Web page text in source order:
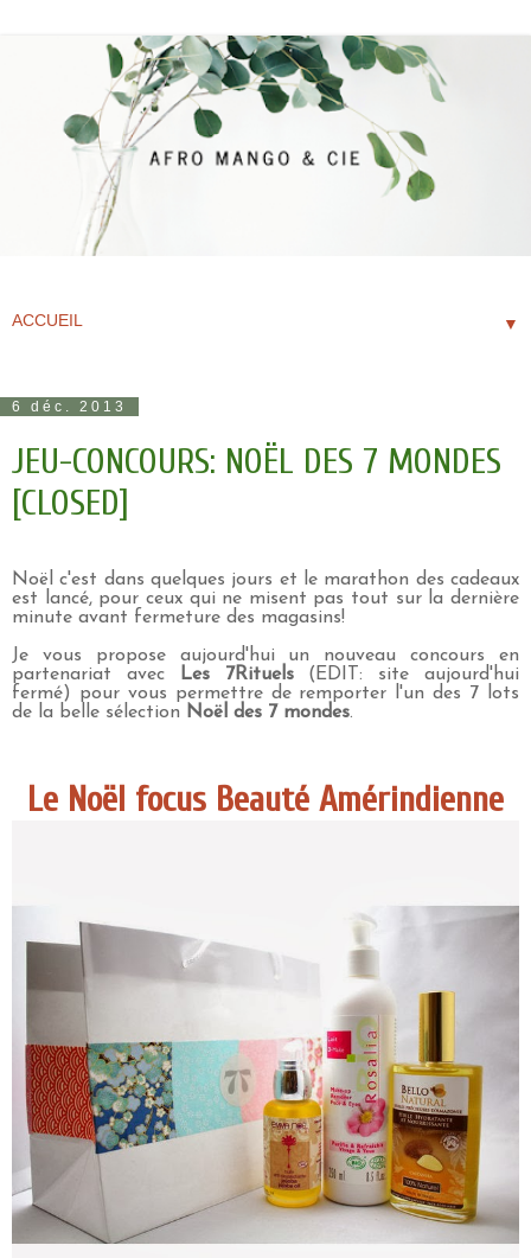
▼
6 déc. 2013
JEU-CONCOURS: NOËL DES 7 MONDES
[CLOSED]
Noël c'est dans quelques jours et le marathon des cadeaux
est lancé, pour ceux qui ne misent pas tout sur la dernière
minute avant fermeture des magasins!
Je vous propose aujourd'hui un nouveau concours en
partenariat avec
Les 7Rituels(EDIT: site aujourd'hui
fermé) pour vous permettre de remporter l'un des 7 lots
de la belle sélection Noël des 7 mondes.
Le Noël focus Beauté Amérindienne